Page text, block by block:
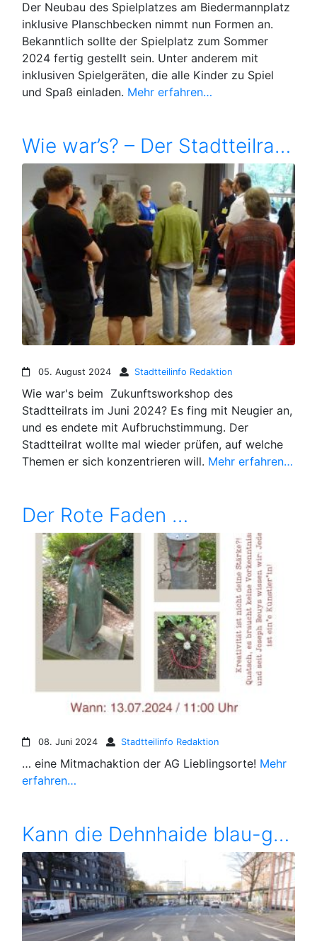
Der Neubau des Spielplatzes am Biedermannplatz
inklusive Planschbecken nimmt nun Formen an.
Bekanntlich sollte der Spielplatz zum Sommer
2024 fertig gestellt sein. Unter anderem mit
inklusiven Spielgeräten, die alle Kinder zu Spiel
und Spaß einladen. Mehr erfahren…
Wie war’s? – Der Stadtteilrat stellt sich auf
05. August 2024 Stadtteilinfo Redaktion
Wie war's beim Zukunftsworkshop des
Stadtteilrats im Juni 2024? Es fing mit Neugier an,
und es endete mit Aufbruchstimmung. Der
Stadtteilrat wollte mal wieder prüfen, auf welche
Themen er sich konzentrieren will. Mehr erfahren…
Der Rote Faden …
08. Juni 2024 Stadtteilinfo Redaktion
… eine Mitmachaktion der AG Lieblingsorte! Mehr
erfahren…
Kann die Dehnhaide blau-grün werden?